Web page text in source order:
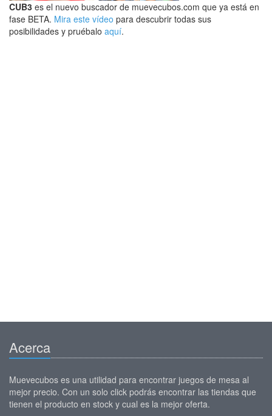
CUB3 es el nuevo buscador de muevecubos.com que ya está en
fase BETA. Mira este vídeo para descubrir todas sus
posibilidades y pruébalo aquí.
Acerca
Muevecubos es una utilidad para encontrar juegos de mesa al
mejor precio. Con un solo click podrás encontrar las tiendas que
tienen el producto en stock y cual es la mejor oferta.